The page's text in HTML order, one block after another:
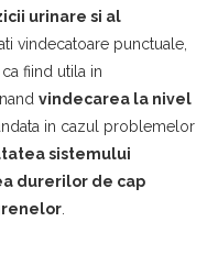
urinare si al
vindecatoare punctuale,
fiind utila in
vindecarea la nivel
in cazul problemelor
sistemului
durerilor de cap